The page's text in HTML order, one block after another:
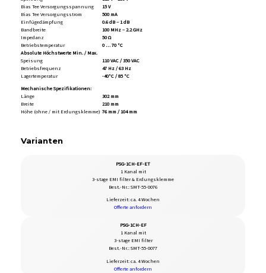
Bias Tee Versorgungsspannung
Bias Tee Versorgungsstrom
Einfügedämpfung
Bandbreite
Impedanz
Betriebstemperatur
Absolute Höchstwerte Min. / Max.
Speisung
Betriebsfrequenz
Lagertemperatur
Mechanische Spezifikationen:
Länge
Breite
Höhe (ohne / mit Erdungsklemme)
15 V
500 mA
0.6 dB – 1 dB
100 MHz – 2.2 GHz
50 Ω
0 … 70 °C
110 VAC / 350 VAC
47 Hz / 63 Hz
-40°C / 85 °C
302 mm
210 mm
76 mm / 104 mm
Varianten
PSG-1CH-EF-ET
1 Kanal mit
3-stage EMI filter & Erdungsklemme
Best.-Nr.: SMT-55-0076
Lieferzeit: ca. 4 Wochen
Offerte anfordern
PSG-1CH-EF
1 Kanal mit
3-stage EMI filter
Best.-Nr.: SMT-55-0077
Lieferzeit: ca. 4 Wochen
Offerte anfordern